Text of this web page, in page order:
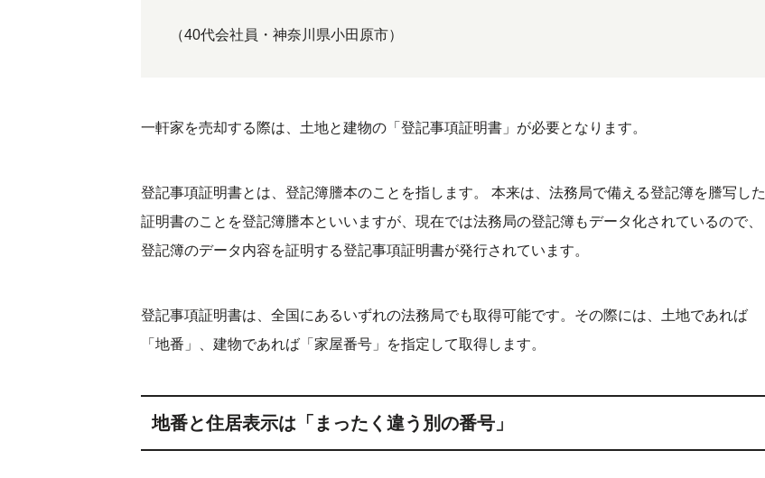
（40代会社員・神奈川県小田原市）
一軒家を売却する際は、土地と建物の「登記事項証明書」が必要となります。
登記事項証明書とは、登記簿謄本のことを指します。 本来は、法務局で備える登記簿を謄写した
証明書のことを登記簿謄本といいますが、現在では法務局の登記簿もデータ化されているので、
登記簿のデータ内容を証明する登記事項証明書が発行されています。
登記事項証明書は、全国にあるいずれの法務局でも取得可能です。その際には、土地であれば
「地番」、建物であれば「家屋番号」を指定して取得します。
地番と住居表示は「まったく違う別の番号」